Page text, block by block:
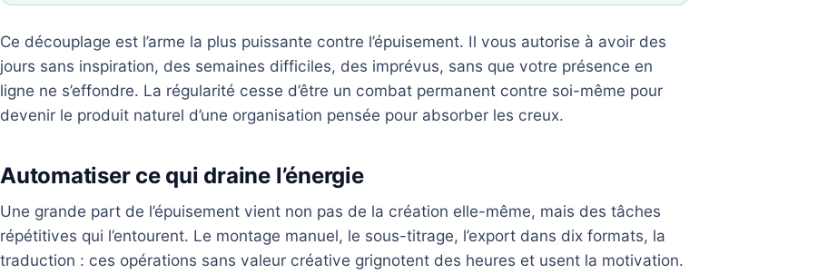
Ce découplage est l’arme la plus puissante contre l’épuisement. Il vous autorise à avoir des
jours sans inspiration, des semaines difficiles, des imprévus, sans que votre présence en
ligne ne s’effondre. La régularité cesse d’être un combat permanent contre soi-même pour
devenir le produit naturel d’une organisation pensée pour absorber les creux.
Automatiser ce qui draine l’énergie
Une grande part de l’épuisement vient non pas de la création elle-même, mais des tâches
répétitives qui l’entourent. Le montage manuel, le sous-titrage, l’export dans dix formats, la
traduction : ces opérations sans valeur créative grignotent des heures et usent la motivation.